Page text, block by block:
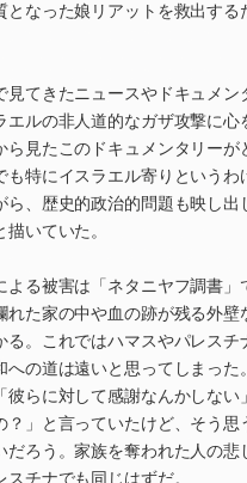
となった娘リアットを救出する
見てきたニュースやドキュメン
エルの非人道的なガザ攻撃に心
ら見たこのドキュメンタリーが
も特にイスラエル寄りというわ
ら、歴史的政治的問題も映し出
いていた。
よる被害は「ネタニヤフ調書」
れた家の中や血の跡が残る外壁
る。これではハマスやパレスチ
への道は遠いと思ってしまった
彼らに対して感謝なんかしない
？」と言っていたけど、そう思
だろう。家族を奪われた人の悲
チナでも同じはずだ。